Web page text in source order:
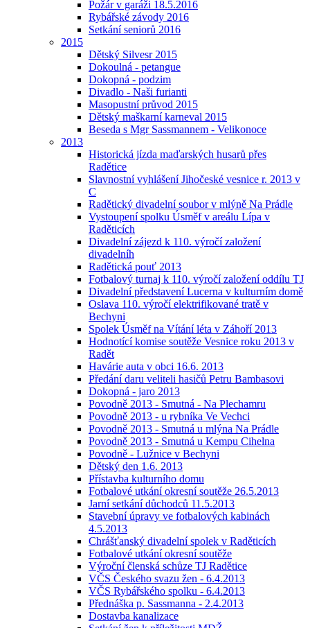
Požár v garáži 18.5.2016
Rybářské závody 2016
Setkání seniorů 2016
2015
Dětský Silvesr 2015
Dokoulná - petangue
Dokopná - podzim
Divadlo - Naši furianti
Masopustní průvod 2015
Dětský maškarní karneval 2015
Beseda s Mgr Sassmannem - Velikonoce
2013
Historická jízda maďarských husarů přes
Radětice
Slavnostní vyhlášení Jihočeské vesnice r. 2013 v
C
Radětický divadelní soubor v mlýně Na Prádle
Vystoupení spolku Úsměf v areálu Lípa v
Raděticích
Divadelní zájezd k 110. výročí založení
divadelníh
Radětická pouť 2013
Fotbalový turnaj k 110. výročí založení oddílu TJ
Divadelní představení Lucerna v kulturním domě
Oslava 110. výročí elektrifikované tratě v
Bechyni
Spolek Úsměf na Vítání léta v Záhoří 2013
Hodnotící komise soutěže Vesnice roku 2013 v
Radět
Havárie auta v obci 16.6. 2013
Předání daru veliteli hasičů Petru Bambasovi
Dokopná - jaro 2013
Povodně 2013 - Smutná - Na Plechamru
Povodně 2013 - u rybníka Ve Vechci
Povodně 2013 - Smutná u mlýna Na Prádle
Povodně 2013 - Smutná u Kempu Cihelna
Povodně - Lužnice v Bechyni
Dětský den 1.6. 2013
Přístavba kulturního domu
Fotbalové utkání okresní soutěže 26.5.2013
Jarní setkání důchodců 11.5.2013
Stavební úpravy ve fotbalových kabinách
4.5.2013
Chrášťanský divadelní spolek v Raděticích
Fotbalové utkání okresní soutěže
Výroční členská schůze TJ Radětice
VČS Českého svazu žen - 6.4.2013
VČS Rybářského spolku - 6.4.2013
Přednáška p. Sassmanna - 2.4.2013
Dostavba kanalizace